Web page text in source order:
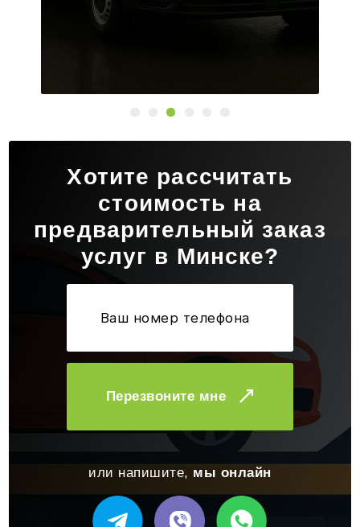
Хотите рассчитать
стоимость на
предварительный заказ
услуг в Минске?
Перезвоните мне
или напишите, мы онлайн